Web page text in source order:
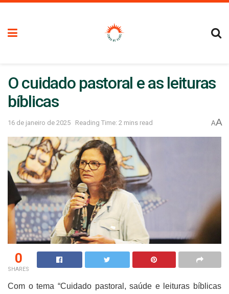
O cuidado pastoral e as leituras
bíblicas
16 de janeiro de 2025 Reading Time: 2 mins read AA
0
SHARES
Com o tema “Cuidado pastoral, saúde e leituras bíblicas